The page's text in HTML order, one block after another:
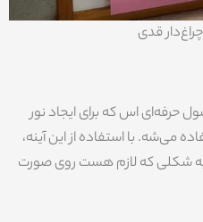
قدی
حرفه‌ای اس که برای ایجاد نور
می‌شه. با استفاده از این آینه،
به شکلی که لازم هست روی صورت